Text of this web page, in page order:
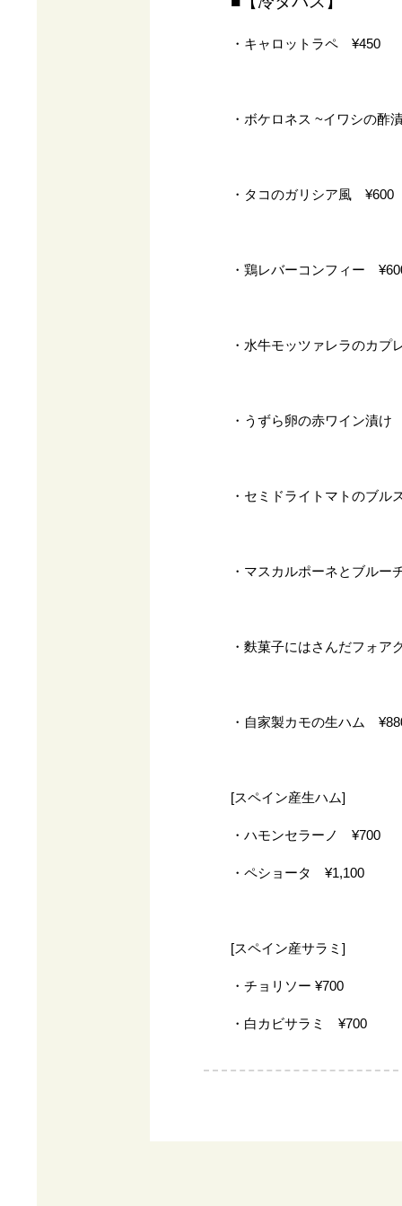
・キャロットラペ ¥450
・ボケロネス ~イワシの
・タコのガリシア風 ¥600
・鶏レバーコンフィー
・水牛モッツァレラのカ
・うずら卵の赤ワイン漬
・セミドライトマトのブ
・マスカルポーネとブル
・麩菓子にはさんだフォ
・自家製カモの生ハム
[スペイン産生ハム]
・ハモンセラーノ ¥700
・ペショータ ¥1,100
[スペイン産サラミ]
・チョリソー ¥700
・白カビサラミ ¥700